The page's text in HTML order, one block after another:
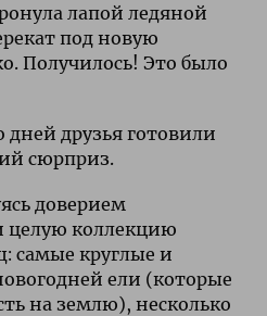
лапой ледяной
под новую
Получилось! Это было
друзья готовили
сюрприз.
доверием
целую коллекцию
самые круглые и
ели (которые
на землю), несколько